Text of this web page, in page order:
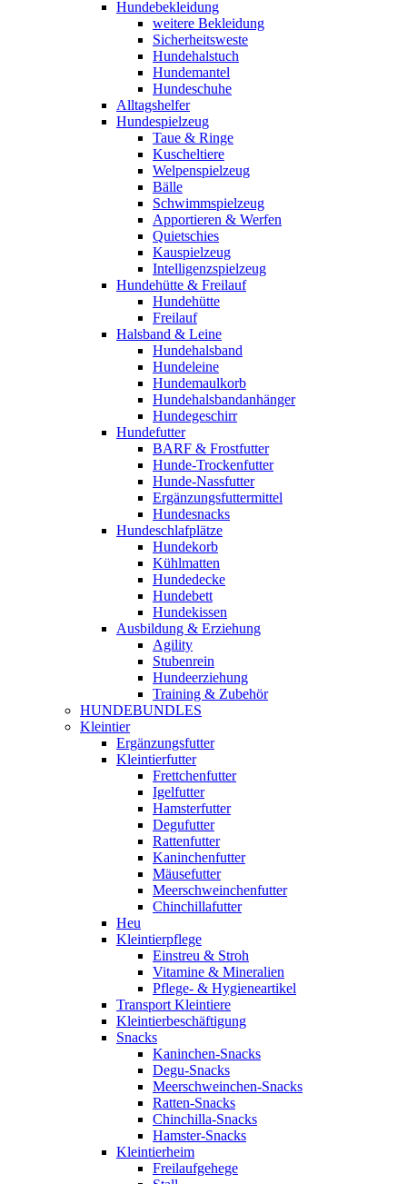
Hundebekleidung
weitere Bekleidung
Sicherheitsweste
Hundehalstuch
Hundemantel
Hundeschuhe
Alltagshelfer
Hundespielzeug
Taue & Ringe
Kuscheltiere
Welpenspielzeug
Bälle
Schwimmspielzeug
Apportieren & Werfen
Quietschies
Kauspielzeug
Intelligenzspielzeug
Hundehütte & Freilauf
Hundehütte
Freilauf
Halsband & Leine
Hundehalsband
Hundeleine
Hundemaulkorb
Hundehalsbandanhänger
Hundegeschirr
Hundefutter
BARF & Frostfutter
Hunde-Trockenfutter
Hunde-Nassfutter
Ergänzungsfuttermittel
Hundesnacks
Hundeschlafplätze
Hundekorb
Kühlmatten
Hundedecke
Hundebett
Hundekissen
Ausbildung & Erziehung
Agility
Stubenrein
Hundeerziehung
Training & Zubehör
HUNDEBUNDLES
Kleintier
Ergänzungsfutter
Kleintierfutter
Frettchenfutter
Igelfutter
Hamsterfutter
Degufutter
Rattenfutter
Kaninchenfutter
Mäusefutter
Meerschweinchenfutter
Chinchillafutter
Heu
Kleintierpflege
Einstreu & Stroh
Vitamine & Mineralien
Pflege- & Hygieneartikel
Transport Kleintiere
Kleintierbeschäftigung
Snacks
Kaninchen-Snacks
Degu-Snacks
Meerschweinchen-Snacks
Ratten-Snacks
Chinchilla-Snacks
Hamster-Snacks
Kleintierheim
Freilaufgehege